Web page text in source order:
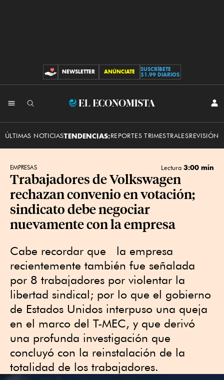
CONTRIBUCIONES
NEWSLETTER ANÚNCIATE
SUSCRÍBETE
$1.99 DIARIOS
El
ÚLTIMAS NOTICIASTENDENCIAS:REPORTES TRIMESTRALESREVISIÓN
EMPRESAS Lectura 3:00 min
Trabajadores de Volkswagen
rechazan convenio en votación;
sindicato debe negociar
nuevamente con la empresa
Cabe recordar que  la empresa
recientemente también fue señalada
por 8 trabajadores por violentar la
libertad sindical; por lo que el gobierno
de Estados Unidos interpuso una queja
en el marco del T-MEC, y que derivó
una profunda investigación que
concluyó con la reinstalación de la
totalidad de los trabajadores.